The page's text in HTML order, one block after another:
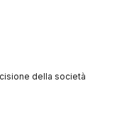
della società